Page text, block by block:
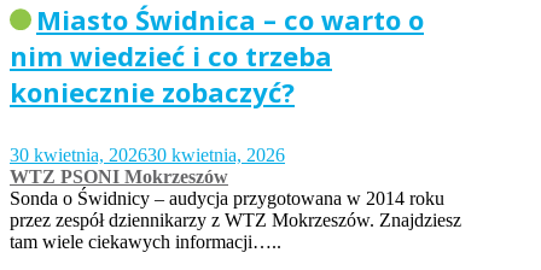
Miasto Świdnica – co warto o
nim wiedzieć i co trzeba
koniecznie zobaczyć?
30 kwietnia, 202630 kwietnia, 2026
WTZ PSONI Mokrzeszów
Sonda o Świdnicy – audycja przygotowana w 2014 roku
przez zespół dziennikarzy z WTZ Mokrzeszów. Znajdziesz
tam wiele ciekawych informacji…..